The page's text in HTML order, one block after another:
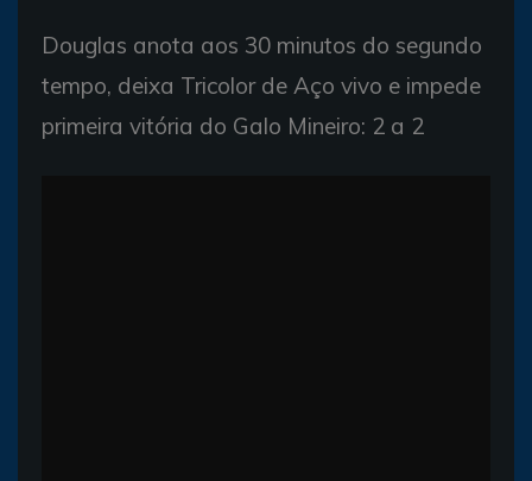
Douglas anota aos 30 minutos do segundo
tempo, deixa Tricolor de Aço vivo e impede
primeira vitória do Galo Mineiro: 2 a 2